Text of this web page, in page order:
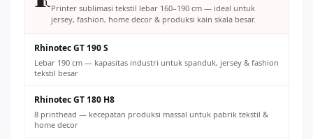
Printer sublimasi tekstil lebar 160–190 cm — ideal untuk
jersey, fashion, home decor & produksi kain skala besar.
Rhinotec GT 190 S
Lebar 190 cm — kapasitas industri untuk spanduk, jersey & fashion
tekstil besar
Rhinotec GT 180 H8
8 printhead — kecepatan produksi massal untuk pabrik tekstil &
home decor